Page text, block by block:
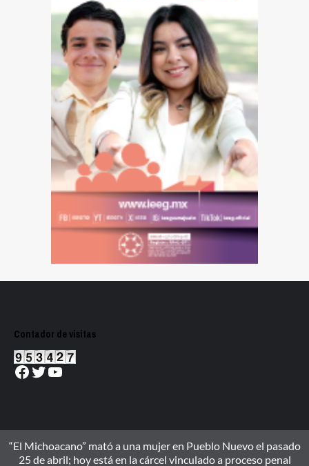
Contador de visitas
Facebook
Twitter
YouTube
“El Michoacano” mató a una mujer en Pueblo Nuevo el pasado
25 de abril; hoy está en la cárcel vinculado a proceso penal